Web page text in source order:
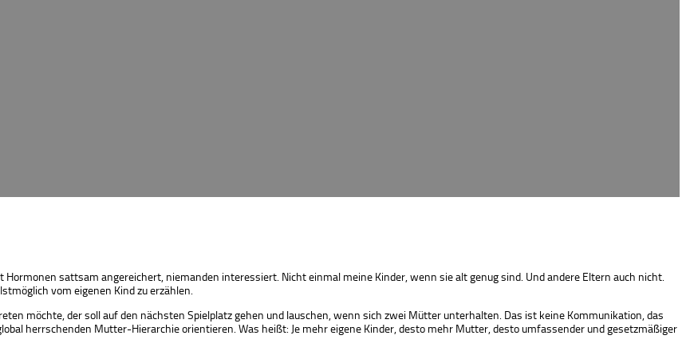
sattsam angereichert, niemanden interessiert. Nicht einmal meine Kinder, wenn sie alt genug sind. Und andere Eltern auch nicht.
vom eigenen Kind zu erzählen.
möchte, der soll auf den nächsten Spielplatz gehen und lauschen, wenn sich zwei Mütter unterhalten. Das ist keine Kommunikation, das
herrschenden Mutter-Hierarchie orientieren. Was heißt: Je mehr eigene Kinder, desto mehr Mutter, desto umfassender und gesetzmäßiger